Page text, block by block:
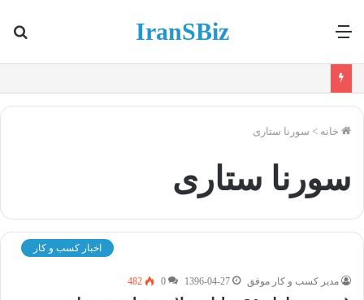
IranSBiz منو
خانه > سورنا ستاری
سورنا ستاری
اخبار کسب و کار
مدیر کسب و کار موفق 1396-04-27
0
482